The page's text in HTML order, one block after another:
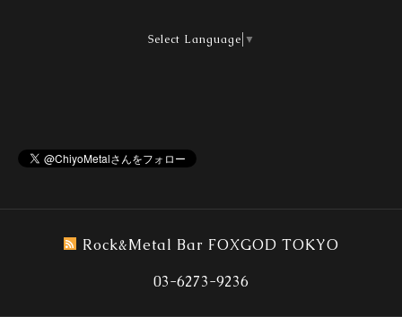
Select Language ▼
Rock&Metal Bar FOXGOD TOKYO
03-6273-9236